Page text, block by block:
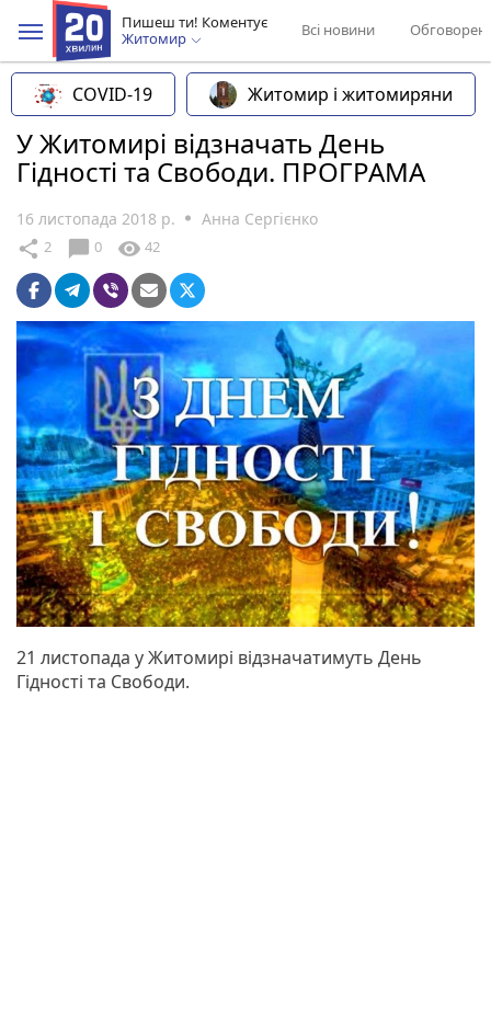
Пишеш ти! Коментує
Житомир
Всі новини
COVID-19 Житомир і житомиряни
У Житомирі відзначать День
Гідності та Свободи. ПРОГРАМА
16 листопада 2018 р. Анна Сергієнко
share 2 chat_bubble 0 visibility 42
21 листопада у Житомирі відзначатимуть День
Гідності та Свободи.